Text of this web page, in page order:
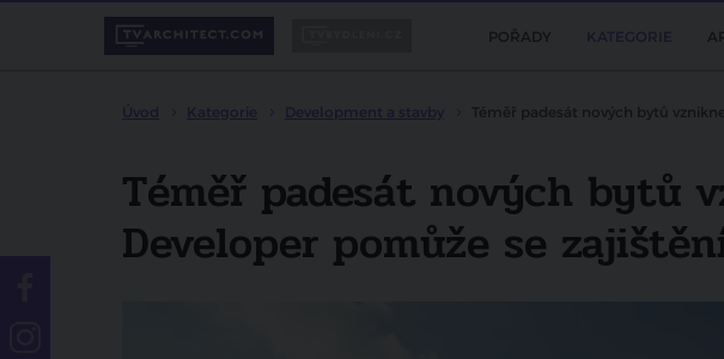
POŘADY
Téměř padesát nových bytů
Téměř padesát nových bytů
Developer pomůže se